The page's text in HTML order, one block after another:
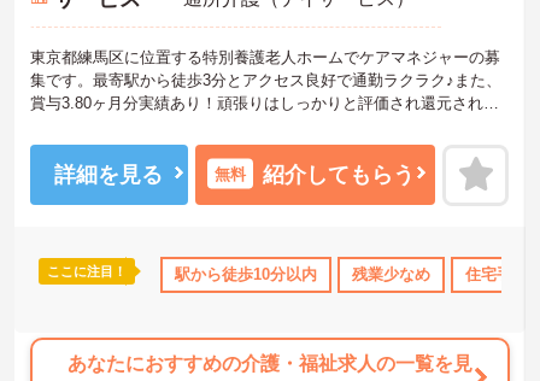
住宅手当・補助 日勤のみ 年間休日110日以上 資格取得サポート
東京都練馬区に位置する特別養護老人ホームでケアマネジャーの募
集です。最寄駅から徒歩3分とアクセス良好で通勤ラクラク♪また、
賞与3.80ヶ月分実績あり！頑張りはしっかりと評価され還元されま
お問い合わせください。
詳細を見る 無料 紹介してもらう
ここに注目！ 駅から徒歩10分以内 残業少なめ 住宅手当
あなたにおすすめの介護・福祉求人の一覧を見